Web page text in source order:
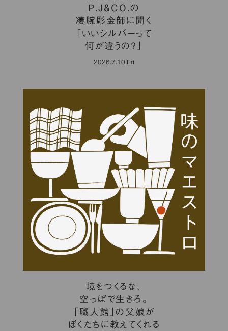
P.J&CO.の
凄腕彫金師に聞く
「いいシルバーって
何が違うの？」
2026.7.10.Fri
境をつくるな、
空っぽで生きろ。
「職人館」の父娘が
ぼくたちに教えてくれる